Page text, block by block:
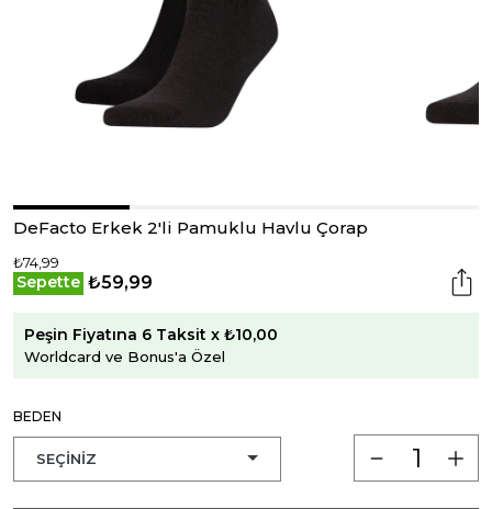
DeFacto Erkek 2'li Pamuklu Havlu Çorap
₺74,99
Sepette ₺59,99
Peşin Fiyatına 6 Taksit x ₺10,00
Worldcard ve Bonus'a Özel
BEDEN